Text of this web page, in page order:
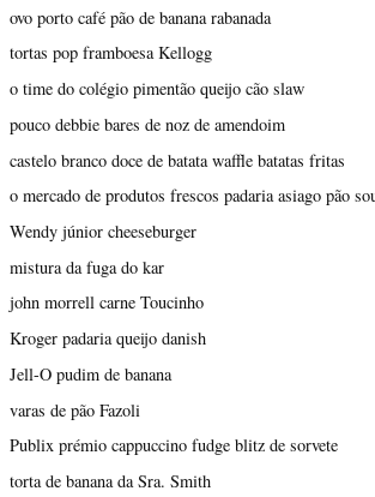
ovo porto café pão de banana rabanada
tortas pop framboesa Kellogg
o time do colégio pimentão queijo cão slaw
pouco debbie bares de noz de amendoim
castelo branco doce de batata waffle batatas fritas
o mercado de produtos frescos padaria asiago pão
Wendy júnior cheeseburger
mistura da fuga do kar
john morrell carne Toucinho
Kroger padaria queijo danish
Jell-O pudim de banana
varas de pão Fazoli
Publix prémio cappuccino fudge blitz de sorvete
torta de banana da Sra. Smith